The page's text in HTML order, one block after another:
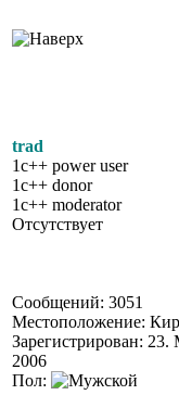
trad
1c++ power user
1c++ donor
1c++ moderator
Отсутствует
Сообщений: 3051
Местоположение:
Зарегистрирован: 23.
2006
Пол: